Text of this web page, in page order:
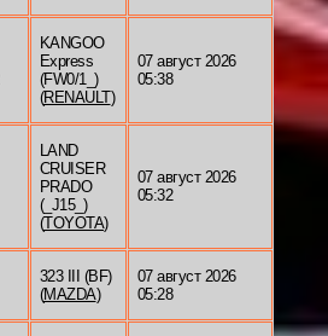
KANGOO
Express
(FW0/1_)
(RENAULT)
07 август 2026
05:38
LAND
CRUISER
PRADO
(_J15_)
(TOYOTA)
07 август 2026
05:32
323 III (BF)
(MAZDA)
07 август 2026
05:28